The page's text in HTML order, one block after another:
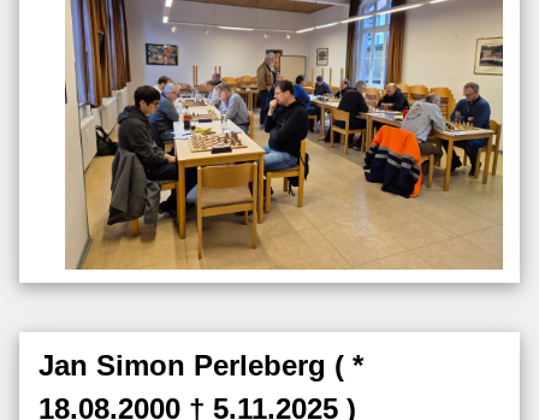
Jan Simon Perleberg ( *
18.08.2000 † 5.11.2025 )